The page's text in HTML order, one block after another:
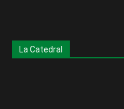
La Catedral